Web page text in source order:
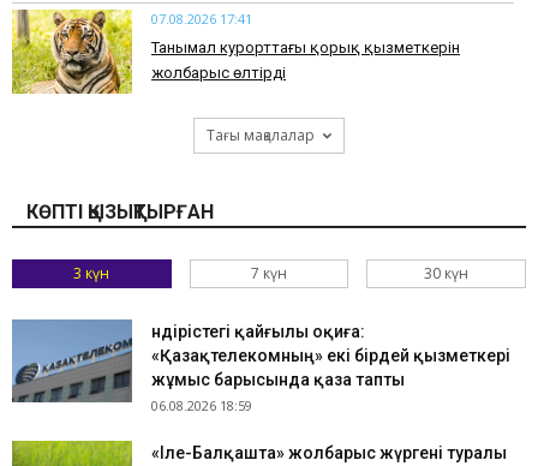
07.08.2026 17:41
​Танымал курорттағы қорық қызметкерін
жолбарыс өлтірді
Тағы мақалалар
КӨПТІ ҚЫЗЫҚТЫРҒАН
3 күн 7 күн 30 күн
Өндірістегі қайғылы оқиға:
«Қазақтелекомның» екі бірдей қызметкері
жұмыс барысында қаза тапты
06.08.2026 18:59
«Іле-Балқашта» жолбарыс жүргені туралы